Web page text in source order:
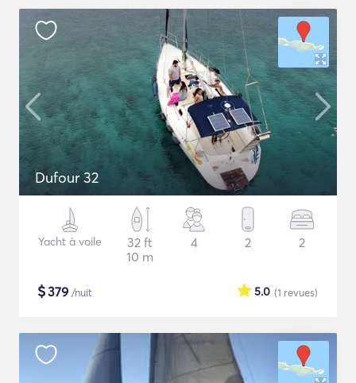
Dufour 32
Yacht à voile
32 ft
10 m
4 2 2
$379 /nuit (1 revues)
5.0